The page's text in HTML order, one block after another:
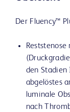
Der Fluency™
den Stadien
abgelöstes
luminale
nach